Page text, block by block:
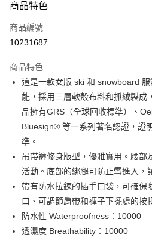
Apple Pay
街口支付
Google Pay
全盈+PAY
大哥付你分期
相關說明
【大哥付你分期使用說明】
1.本服務由台灣大哥大提供，台灣大哥大
2.付款方式選擇「大哥付你分期」，訂單
流程，驗證手機門號後，選擇欲分期的期
成交易。
3.實際核准額度、可分期數及費用金額請
消。如遇「轉專審核」未通過狀況，表示未
法說明評估內容。
AFTEE先享後付
相關說明
【關於「AFTEE先享後付」】
AFTEE先享後付是「在收到商品之後才付
便利好安心！
１．簡單：不需註冊會員、不需綁卡、不需
３．安心：先確認商品／服務後，再付款。
ATM付款
貨到付款
商品特色
商品編號
10231687
商品特色
這是一款女版 ski 和 snowboard
能，採用三層軟殼布料和抓絨製成
品擁有GRS（全球回收標準）、
Bluesign® 等一系列著名認證，證
準。
吊帶褲修身版型，優雅實用。腰部
活動。底部的綁腿可防止雪進入，
帶有防水拉鍊的插手口袋，可確保
口、可調節肩帶和褲子下擺處的按
防水性 Waterproofness：10000
透濕度 Breathability：10000